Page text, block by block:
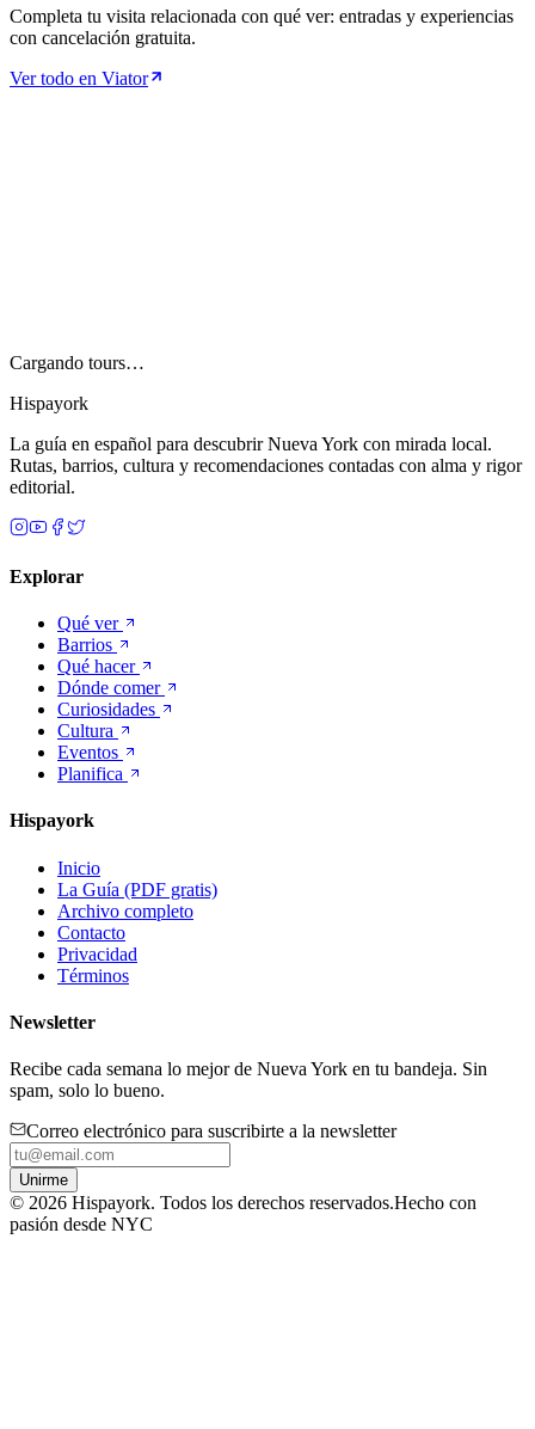
Completa tu visita relacionada con qué ver: entradas y experiencias
con cancelación gratuita.
Ver todo en Viator
Cargando tours…
Hispayork
La guía en español para descubrir Nueva York con mirada local.
Rutas, barrios, cultura y recomendaciones contadas con alma y rigor
editorial.
Explorar
Qué ver
Barrios
Qué hacer
Dónde comer
Curiosidades
Cultura
Eventos
Planifica
Hispayork
Inicio
La Guía (PDF gratis)
Archivo completo
Contacto
Privacidad
Términos
Newsletter
Recibe cada semana lo mejor de Nueva York en tu bandeja. Sin
spam, solo lo bueno.
Correo electrónico para suscribirte a la newsletter
Unirme
© 2026 Hispayork. Todos los derechos reservados.Hecho con
pasión desde NYC